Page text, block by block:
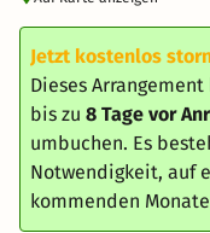
Jetzt kostenlos
Dieses
bis zu 8 Tage vor
umbuchen. Es
Notwendigkeit, auf
kommenden